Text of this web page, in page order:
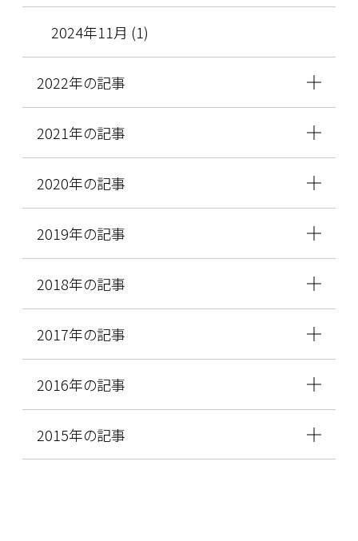
2024年11月 (1)
2022年の記事
2021年の記事
2020年の記事
2019年の記事
2018年の記事
2017年の記事
2016年の記事
2015年の記事